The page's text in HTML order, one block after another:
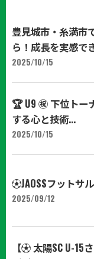
豊見城市・糸満市
ら！成長を実感で
2025/10/15
​🏆 U9 ㊗️ 下位トー
する心と技術...
2025/10/15
⚽JAOSSフットサ
2025/09/12
【⚽️ 太陽SC U-15